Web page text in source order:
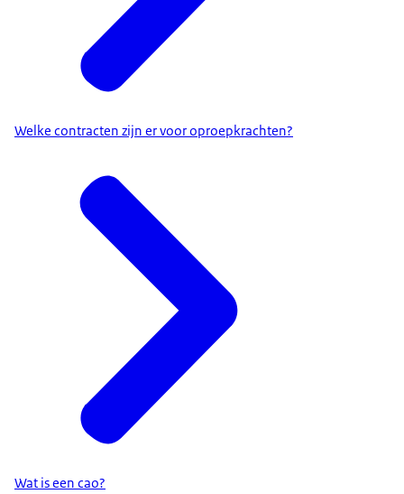
Welke contracten zijn er voor oproepkrachten?
Wat is een cao?